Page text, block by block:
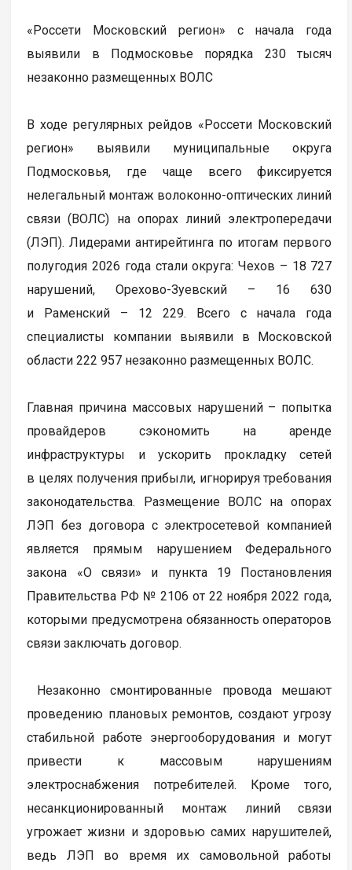
«Россети Московский регион» с начала года
выявили в Подмосковье порядка 230 тысяч
незаконно размещенных ВОЛС
В ходе регулярных рейдов «Россети Московский
регион» выявили муниципальные округа
Подмосковья, где чаще всего фиксируется
нелегальный монтаж волоконно-оптических линий
связи (ВОЛС) на опорах линий электропередачи
(ЛЭП). Лидерами антирейтинга по итогам первого
полугодия 2026 года стали округа: Чехов – 18 727
нарушений, Орехово-Зуевский – 16 630
и Раменский – 12 229. Всего с начала года
специалисты компании выявили в Московской
области 222 957 незаконно размещенных ВОЛС.
Главная причина массовых нарушений – попытка
провайдеров сэкономить на аренде
инфраструктуры и ускорить прокладку сетей
в целях получения прибыли, игнорируя требования
законодательства. Размещение ВОЛС на опорах
ЛЭП без договора с электросетевой компанией
является прямым нарушением Федерального
закона «О связи» и пункта 19 Постановления
Правительства РФ № 2106 от 22 ноября 2022 года,
которыми предусмотрена обязанность операторов
связи заключать договор.
Незаконно смонтированные провода мешают
проведению плановых ремонтов, создают угрозу
стабильной работе энергооборудования и могут
привести к массовым нарушениям
электроснабжения потребителей. Кроме того,
несанкционированный монтаж линий связи
угрожает жизни и здоровью самих нарушителей,
ведь ЛЭП во время их самовольной работы